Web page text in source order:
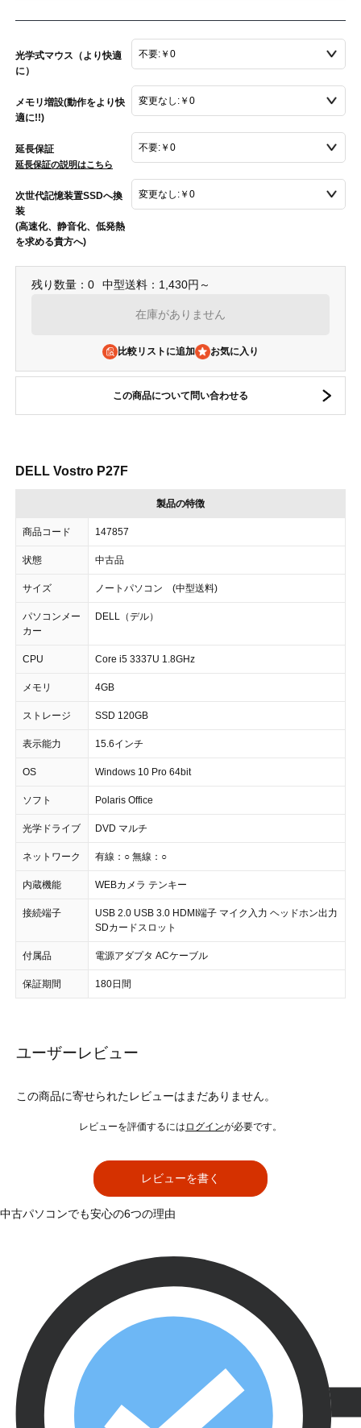
光学式マウス（より快適
に）
メモリ増設(動作をより快
適に!!)
延長保証
延長保証の説明はこちら
次世代記憶装置SSDへ換
装
(高速化、静音化、低発熱
を求める貴方へ)
残り数量：0 中型送料：1,430円～
在庫がありません
比較リストに追加
この商品について問い合わせる
DELL Vostro P27F
製品の特徴
商品コード 147857
状態 中古品
サイズ ノートパソコン (中型送料)
パソコンメー
カー
DELL（デル）
CPU Core i5 3337U 1.8GHz
メモリ 4GB
ストレージ SSD 120GB
表示能力 15.6インチ
OS Windows 10 Pro 64bit
ソフト Polaris Office
光学ドライブ DVD マルチ
ネットワーク 有線：○ 無線：○
内蔵機能 WEBカメラ テンキー
接続端子
USB 2.0 USB 3.0 HDMI端子 マイク入力 ヘッドホン出力
SDカードスロット
付属品 電源アダプタ ACケーブル
保証期間 180日間
ユーザーレビュー
この商品に寄せられたレビューはまだありません。
レビューを評価するには ログインが必要です。
レビューを書く
中古パソコンでも安心の6つの理由